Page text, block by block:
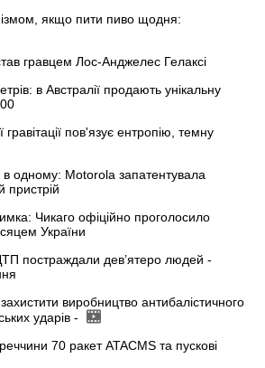
якщо пити пиво щодня:
гравцем Лос-Анджелес Гелаксі
в Австралії продають унікальну
гравітації пов'язує ентропію, темну
одному: Motorola запатентувала
пристрій
Чикаго офіційно проголосило
України
постраждали дев’ятеро людей -
виробництво антибалістичного
ударів -
70 ракет ATACMS та пускові